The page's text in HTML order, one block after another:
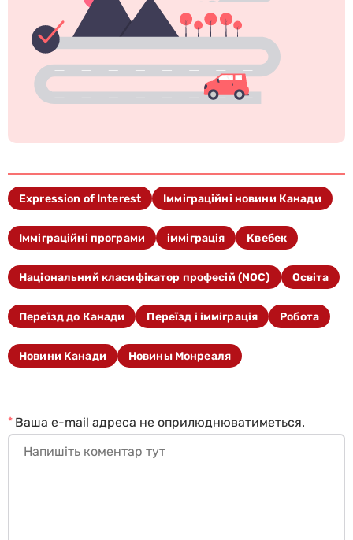
Expression of Interest Імміграційні новини Канади
Імміграційні програми імміграція Квебек
Національний класифікатор професій (NOC) Освіта
Переїзд до Канади Переїзд і імміграція Робота
Новини Канади Новины Монреаля
Ваша e-mail адреса не оприлюднюватиметься.
*